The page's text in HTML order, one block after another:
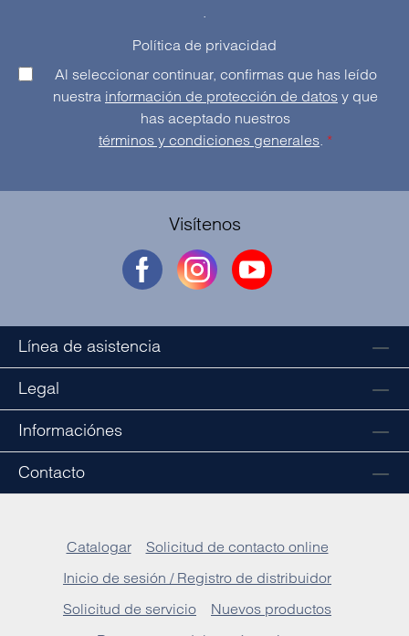
.
Política de privacidad
Al seleccionar continuar, confirmas que has leído
nuestra información de protección de datos y que
términos y condiciones generales. *
Visítenos
Línea de asistencia
Legal
Informaciónes
Contacto
Catalogar
Solicitud de contacto online
Inicio de sesión / Registro de distribuidor
Solicitud de servicio
Nuevos productos